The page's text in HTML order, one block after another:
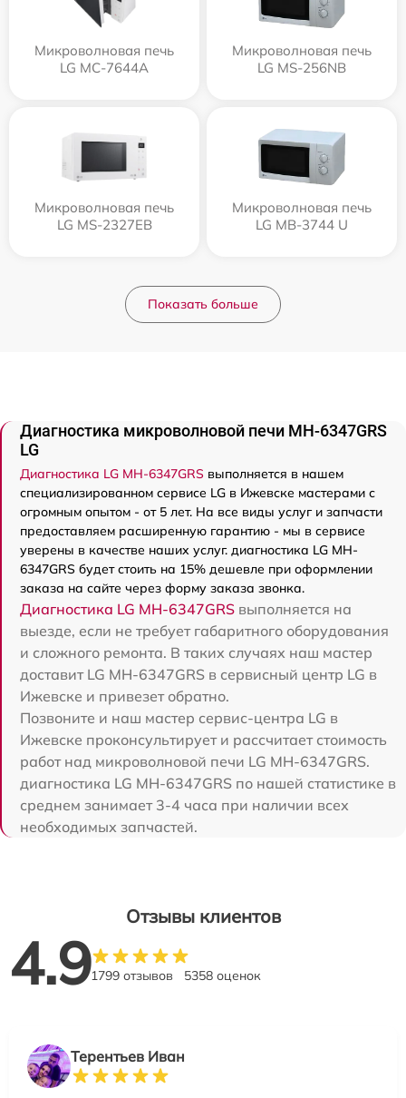
Микроволновая печь
LG MC-7644A
Микроволновая печь
LG MS-256NB
Микроволновая печь
LG MS-2327EB
Микроволновая печь
LG MB-3744 U
Показать больше
Диагностика микроволновой печи MH-6347GRS
LG
Диагностика LG MH-6347GRS выполняется в нашем
специализированном сервисе LG в Ижевске мастерами с
огромным опытом - от 5 лет. На все виды услуг и запчасти
предоставляем расширенную гарантию - мы в сервисе
уверены в качестве наших услуг. диагностика LG MH-
6347GRS будет стоить на 15% дешевле при оформлении
заказа на сайте через форму заказа звонка.
Диагностика LG MH-6347GRS выполняется на
выезде, если не требует габаритного оборудования
и сложного ремонта. В таких случаях наш мастер
доставит LG MH-6347GRS в сервисный центр LG в
Ижевске и привезет обратно.
Позвоните и наш мастер сервис-центра LG в
Ижевске проконсультирует и рассчитает стоимость
работ над микроволновой печи LG MH-6347GRS.
диагностика LG MH-6347GRS по нашей статистике в
среднем занимает 3-4 часа при наличии всех
необходимых запчастей.
Отзывы клиентов
4.91799 отзывов 5358 оценок
Терентьев Иван